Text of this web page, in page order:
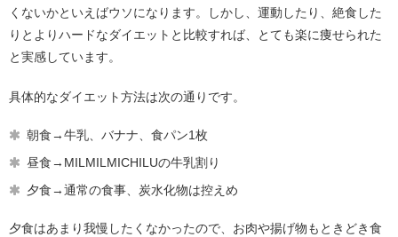
くないかといえばウソになります。しかし、運動したり、絶食した
りとよりハードなダイエットと比較すれば、とても楽に痩せられた
と実感しています。
具体的なダイエット方法は次の通りです。
朝食→牛乳、バナナ、食パン1枚
昼食→MILMILMICHILUの牛乳割り
夕食→通常の食事、炭水化物は控えめ
夕食はあまり我慢したくなかったので、お肉や揚げ物もときどき食